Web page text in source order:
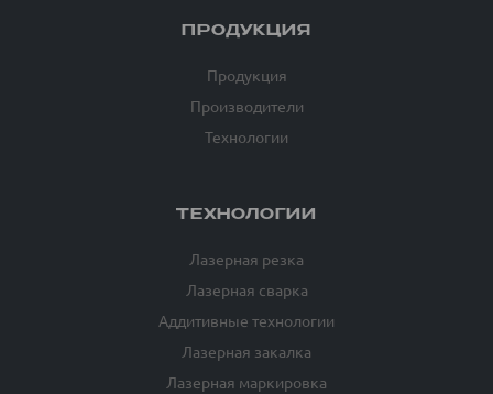
ПРОДУКЦИЯ
Продукция
Производители
Технологии
ТЕХНОЛОГИИ
Лазерная резка
Лазерная сварка
Аддитивные технологии
Лазерная закалка
Лазерная маркировка